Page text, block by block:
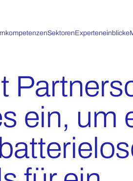
SektorenExperteneinblicke
ein, um